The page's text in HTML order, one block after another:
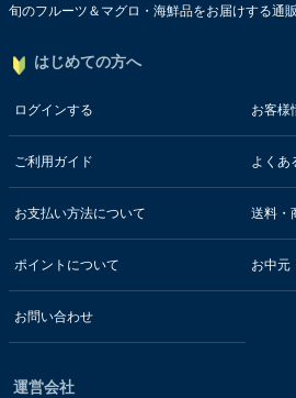
旬のフルーツ＆マグロ・海鮮品をお届けする通
はじめての方へ
ログインする お客様
ご利用ガイド よくあ
お支払い方法について 送料・
ポイントについて お中元
お問い合わせ
運営会社